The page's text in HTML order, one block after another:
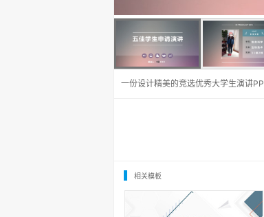
一份设计精美的竞选优秀大学生演讲
相关模板